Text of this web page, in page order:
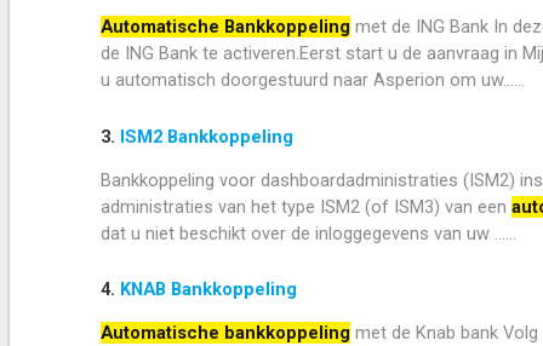
Automatische Bankkoppeling met de ING Bank In
de ING Bank te activeren.Eerst start u de aanvraag in
u automatisch doorgestuurd naar Asperion om uw......
3. ISM2 Bankkoppeling
Bankkoppeling voor dashboardadministraties (ISM2)
administraties van het type ISM2 (of ISM3) van een
dat u niet beschikt over de inloggegevens van uw ......
4. KNAB Bankkoppeling
Automatische bankkoppeling met de Knab bank